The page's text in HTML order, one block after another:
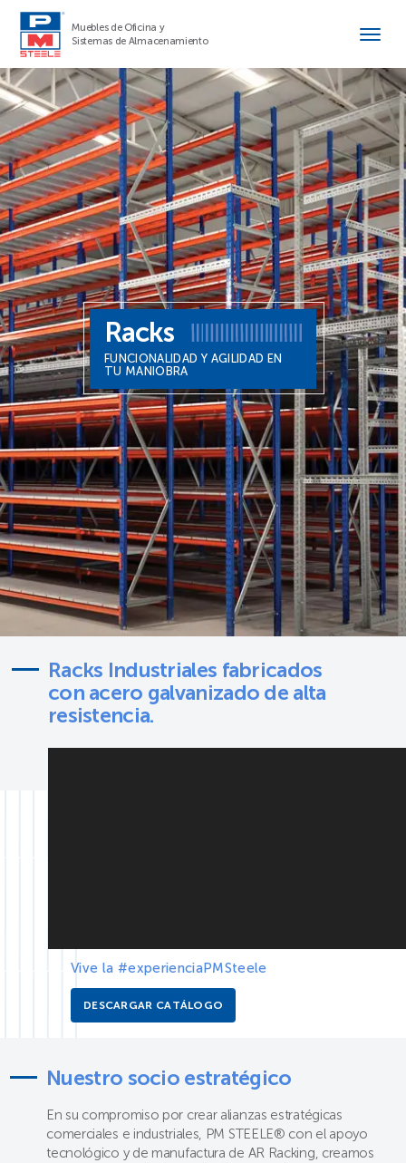
Muebles de Oficina y
Sistemas de Almacenamiento
Racks
FUNCIONALIDAD Y AGILIDAD EN
TU MANIOBRA
Racks Industriales fabricados
con acero galvanizado de alta
resistencia.
Vive la #experienciaPMSteele
DESCARGAR CATÁLOGO
Nuestro socio estratégico
En su compromiso por crear alianzas estratégicas
comerciales e industriales, PM STEELE®️ con el apoyo
tecnológico y de manufactura de AR Racking, creamos